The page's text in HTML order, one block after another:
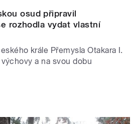
osud připravil
rozhodla vydat vlastní
krále Přemysla Otakara I.
a na svou dobu